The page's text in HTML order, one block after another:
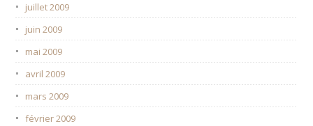
juillet 2009
juin 2009
mai 2009
avril 2009
mars 2009
février 2009